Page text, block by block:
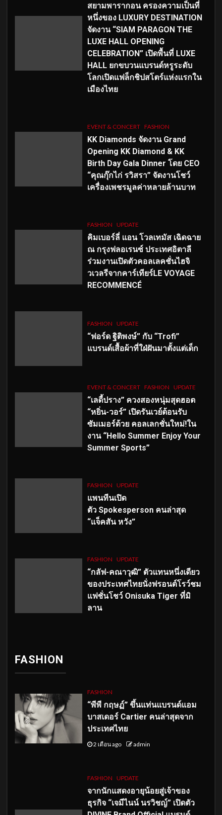
สยามพารากอน ครองความเป็นที่
หนึ่งของ LUXURY DESTINATION
จัดงาน “SIAM PARAGON THE
LUXE HALL OPENING
CELEBRATION” เปิดพื้นที่ LUXE
HALL ยกขบวนแบรนด์หรูระดับ
โลกเปิดแฟล็กชิปสโตร์แห่งแรกใน
เมืองไทย
EVENT & CONCERT FASHION
KK Diamonds จัดงาน Grand
Opening KK Diamond & KK
Birth Day Gala Dinner โดย CEO
“คุณกุ๊กไก่ รวิสรา” จัดงานโชว์
เครื่องเพชรมูลค่าหลายล้านบาท
FASHION UPDATE
คิมเบอร์ลี่ แอน โวลเทมัส เฉิดฉาย
ณ กรุงฟลอเรนซ์ ประเทศอิตาลี
ร่วมงานเปิดตัวคอลเลคชั่นไฮจิ
วเวลรีจากคาร์เทียร์LE VOYAGE
RECOMMENCÉ
FASHION UPDATE
“ฟอร์ด ฐิติพงษ์” กับ “Trofi”
แบรนด์เสื้อผ้าที่ใฝ่ฝันมาตั้งแต่เด็ก
EVENT & CONCERT FASHION UPDATE
“เลดี้ปราง” ควงสองหนุ่มสุดฮอต
“หยิ่น-วอร์” เปิดรันเวย์ต้อนรับ
ซัมเมอร์ด้วย คอลเลกชั่นใหม่!ใน
งาน “Hello Summer Enjoy Your
Summer Sports”
FASHION UPDATE
แพนทีนเปิด
ตัว Spokesperson คนล่าสุด
“แจ็คสัน หวัง”
FASHION UPDATE
“กลัฟ-คณาวุฒิ” ตัวแทนหนึ่งเดียว
ของประเทศไทยนั่งฟรอนต์โรว์ชม
แฟชั่นโชว์ Onisuka Tiger ที่มิ
ลาน
FASHION
FASHION
“พีพี กฤษฏ์” ขึ้นแท่นแบรนด์แอม
บาสเดอร์ Cartier คนล่าสุดจาก
ประเทศไทย
2 เดือน ago admin
FASHION UPDATE
จากนักแสดงอายุน้อยสู่เจ้าของ
ธุรกิจ “เจมีไนน์ นรวิชญ์” เปิดตัว